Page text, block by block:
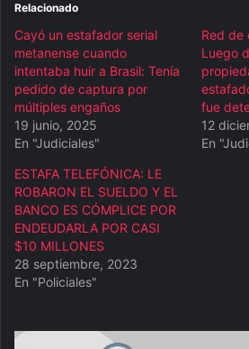
Relacionado
Cayó un estafador serial
metanense cuando
intentaba huir a Brasil: Tenía
pedido de captura por
múltiples engaños
19 junio, 2025
En "Judiciales"
Red de
Luego
fue
12
En
ESTAFA TELEFÓNICA: LE
ROBARON EL SUELDO Y EL
BANCO ES CÓMPLICE POR
ENDEUDARLA POR CASI
$10 MILLONES
28 septiembre, 2023
En "Policiales"